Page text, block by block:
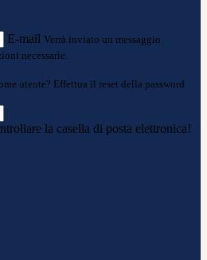
E-mail Verrà inviato un messaggio
necessarie.
utente? Effettua il reset della password
la casella di posta elettronica!